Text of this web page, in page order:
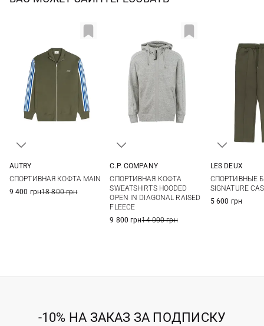
AUTRY
СПОРТИВНАЯ КОФТА MAIN
9 400 грн18 800 грн
C.P. COMPANY
СПОРТИВНАЯ КОФТА
SWEATSHIRTS HOODED
OPEN IN DIAGONAL RAISED
FLEECE
9 800 грн14 000 грн
LES DEUX
СПОРТИВНЫЕ
SIGNATURE
5 600 грн
-10% НА ЗАКАЗ ЗА ПОДПИСКУ